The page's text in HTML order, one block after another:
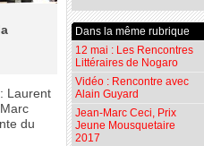
Laurent
du
Dans la même rubrique
12 mai : Les Rencontres
Littéraires de Nogaro
Vidéo : Rencontre avec
Alain Guyard
Jean-Marc Ceci, Prix
Jeune Mousquetaire
2017